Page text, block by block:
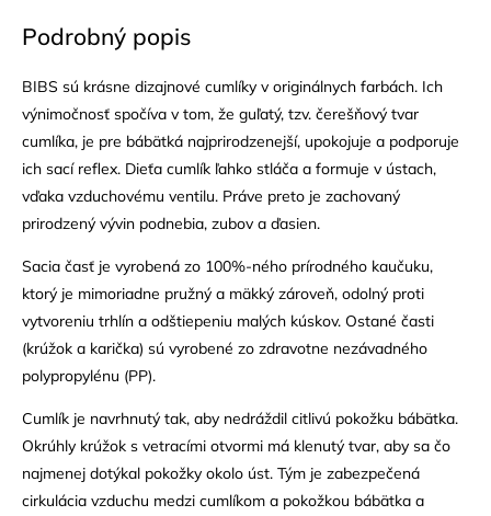
Podrobný popis
BIBS sú krásne dizajnové cumlíky v originálnych farbách. Ich
výnimočnosť spočíva v tom, že guľatý, tzv. čerešňový tvar
cumlíka, je pre bábätká najprirodzenejší, upokojuje a podporuje
ich sací reflex. Dieťa cumlík ľahko stláča a formuje v ústach,
vďaka vzduchovému ventilu. Práve preto je zachovaný
prirodzený vývin podnebia, zubov a ďasien.
Sacia časť je vyrobená zo 100%-ného prírodného kaučuku,
ktorý je mimoriadne pružný a mäkký zároveň, odolný proti
vytvoreniu trhlín a odštiepeniu malých kúskov. Ostané časti
(krúžok a karička) sú vyrobené zo zdravotne nezávadného
polypropylénu (PP).
Cumlík je navrhnutý tak, aby nedráždil citlivú pokožku bábätka.
Okrúhly krúžok s vetracími otvormi má klenutý tvar, aby sa čo
najmenej dotýkal pokožky okolo úst. Tým je zabezpečená
cirkulácia vzduchu medzi cumlíkom a pokožkou bábätka a